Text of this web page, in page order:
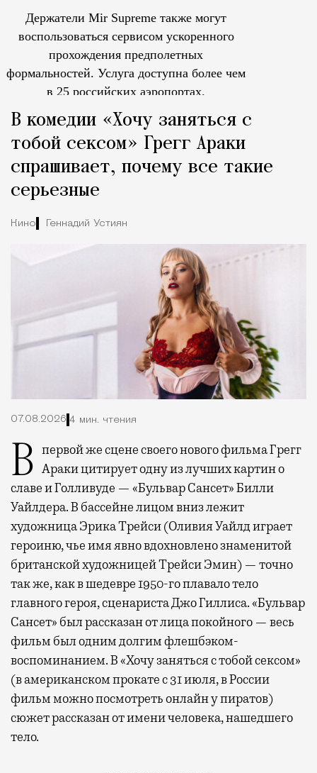
Держатели Mir Supreme также могут
воспользоваться сервисом ускоренного
прохождения предполетных
формальностей. Услуга доступна более чем
в 25 российских аэропортах.
В комедии «Хочу заняться с
тобой сексом» Грегг Араки
спрашивает, почему все такие
серьезные
Кино Геннадий Устиян
07.08.2026 4 мин. чтения
В первой же сцене своего нового фильма Грегг Араки цитирует одну из лучших картин о
славе и Голливуде — «Бульвар Сансет» Билли
Уайлдера. В бассейне лицом вниз лежит
художница Эрика Трейси (Оливия Уайлд играет
героиню, чье имя явно вдохновлено знаменитой
британской художницей Трейси Эмин) — точно
так же, как в шедевре 1950-го плавало тело
главного героя, сценариста Джо Гиллиса. «Бульвар
Сансет» был рассказан от лица покойного — весь
фильм был одним долгим флешбэком-
воспоминанием. В «Хочу заняться с тобой сексом»
(в американском прокате с 31 июля, в России
фильм можно посмотреть онлайн у пиратов)
сюжет рассказан от имени человека, нашедшего
тело.